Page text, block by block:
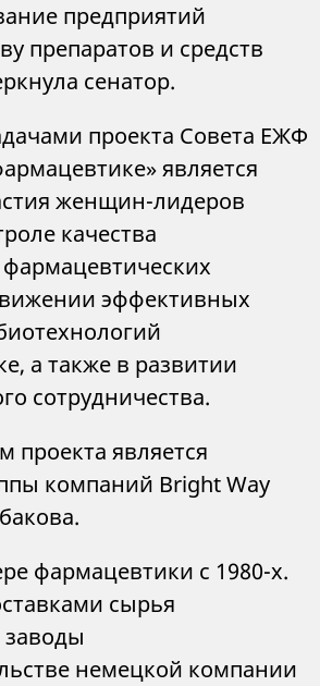
предприятий
препаратов и средств
сенатор.
проекта Совета ЕЖФ
является
женщин-лидеров
качества
эффективных
а также в развитии
сотрудничества.
проекта является
компаний Bright Way
фармацевтики с 1980-х.
сырья
заводы
немецкой компании